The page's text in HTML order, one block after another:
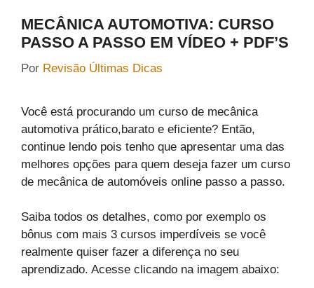
MECÂNICA AUTOMOTIVA: CURSO
PASSO A PASSO EM VÍDEO + PDF’S
Por Revisão Últimas Dicas
Você está procurando um curso de mecânica
automotiva prático,barato e eficiente? Então,
continue lendo pois tenho que apresentar uma das
melhores opções para quem deseja fazer um curso
de mecânica de automóveis online passo a passo.
Saiba todos os detalhes, como por exemplo os
bônus com mais 3 cursos imperdíveis se você
realmente quiser fazer a diferença no seu
aprendizado. Acesse clicando na imagem abaixo: